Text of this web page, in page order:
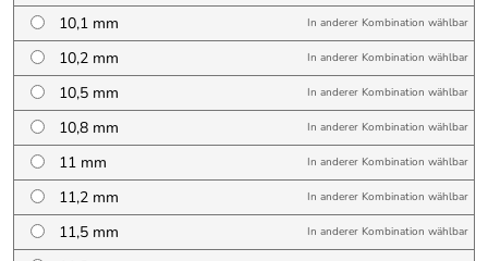
10,1 mm In anderer Kombination wählbar
10,2 mm In anderer Kombination wählbar
10,5 mm In anderer Kombination wählbar
10,8 mm In anderer Kombination wählbar
11 mm In anderer Kombination wählbar
11,2 mm In anderer Kombination wählbar
11,5 mm In anderer Kombination wählbar